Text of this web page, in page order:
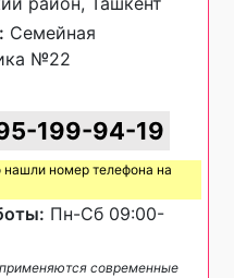
Семейная
№22
199-94-19
нашли номер телефона на
Пн-Сб 09:00-
современные